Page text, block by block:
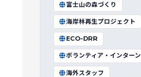
富士山の森づくり
海岸林再生プロジェクト
ECO-DRR
ボランティア・インターン
海外スタッフ